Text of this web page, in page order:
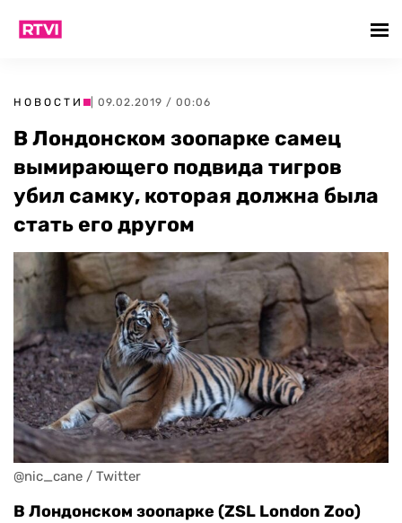
НОВОСТИ | 09.02.2019 / 00:06
В Лондонском зоопарке самец
вымирающего подвида тигров
убил самку, которая должна была
стать его другом
@nic_cane / Twitter
В Лондонском зоопарке (ZSL London Zoo)